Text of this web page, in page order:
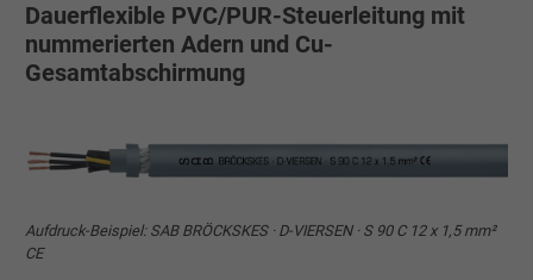
Dauerflexible PVC/PUR-Steuerleitung mit
nummerierten Adern und Cu-
Gesamtabschirmung
Aufdruck-Beispiel: SAB BRÖCKSKES · D-VIERSEN · S 90 C 12 x 1,5 mm²
CE